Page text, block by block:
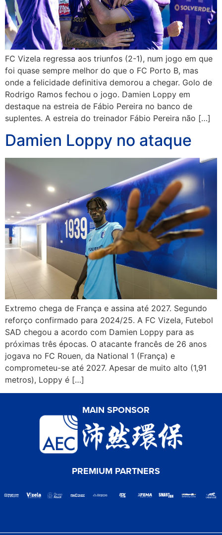
FC Vizela regressa aos triunfos (2-1), num jogo em que
foi quase sempre melhor do que o FC Porto B, mas
onde a felicidade definitiva demorou a chegar. Golo de
Rodrigo Ramos fechou o jogo. Damien Loppy em
destaque na estreia de Fábio Pereira no banco de
suplentes. A estreia do treinador Fábio Pereira não […]
Damien Loppy no ataque
Extremo chega de França e assina até 2027. Segundo
reforço confirmado para 2024/25. A FC Vizela, Futebol
SAD chegou a acordo com Damien Loppy para as
próximas três épocas. O atacante francês de 26 anos
jogava no FC Rouen, da National 1 (França) e
comprometeu-se até 2027. Apesar de muito alto (1,91
metros), Loppy é […]
MAIN SPONSOR
PREMIUM PARTNERS